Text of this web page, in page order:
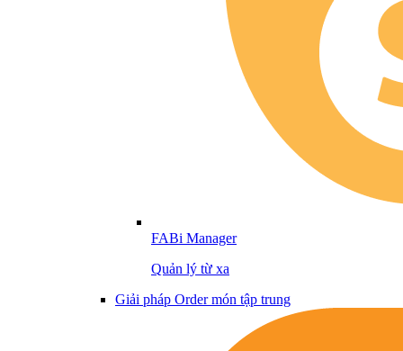
FABi Manager
Quản lý từ xa
Giải pháp Order món tập trung